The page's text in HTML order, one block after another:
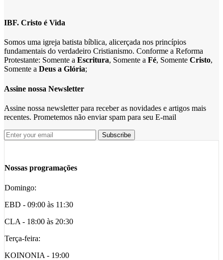
IBF. Cristo é Vida
Somos uma igreja batista bíblica, alicerçada nos princípios
fundamentais do verdadeiro Cristianismo. Conforme a Reforma
Protestante: Somente a Escritura, Somente a Fé, Somente Cristo,
Somente a Deus a Glória;
Assine nossa Newsletter
Assine nossa newsletter para receber as novidades e artigos mais
recentes. Prometemos não enviar spam para seu E-mail
Nossas programações
Domingo:
EBD - 09:00 às 11:30
CLA - 18:00 às 20:30
Terça-feira:
KOINONIA - 19:00